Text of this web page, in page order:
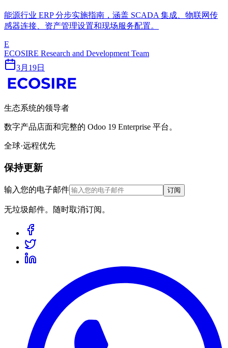
能源行业 ERP 分步实施指南，涵盖 SCADA 集成、物联网传
感器连接、资产管理设置和现场服务配置。
E
ECOSIRE Research and Development Team
3月19日
生态系统的领导者
数字产品店面和完整的 Odoo 19 Enterprise 平台。
全球·远程优先
保持更新
输入您的电子邮件 订阅
无垃圾邮件。随时取消订阅。